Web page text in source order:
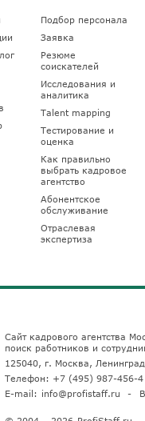
Подбор персонала
Заявка
Резюме
соискателей
Исследования и
аналитика
Talent mapping
Тестирование и
оценка
Как правильно
выбрать кадровое
агентство
Абонентское
обслуживание
Отраслевая
экспертиза
Сайт кадрового агентства
поиск работников и
125040, г. Москва,
Телефон: +7 (495) 987-456-4
E-mail: info@profistaff.ru